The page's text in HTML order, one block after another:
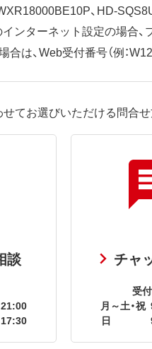
、HD-
ンターネット設定の場合
は、Web受付番号（例：
てお選びいただける問合
談 チャ
受
月～土・祝
日